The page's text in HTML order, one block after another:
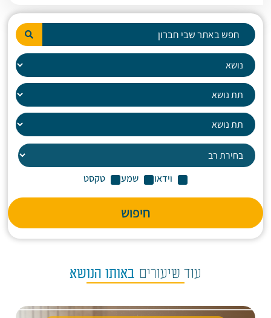
וידאו שמע טקסט
חיפוש
עוד שיעורים באותו הנושא